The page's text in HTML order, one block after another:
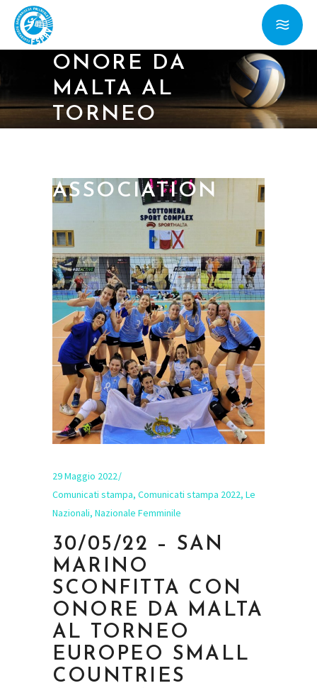
ONORE DA
MALTA AL
TORNEO
ASSOCIATION
29 Maggio 2022
Comunicati stampa, Comunicati stampa 2022, Le
Nazionali, Nazionale Femminile
30/05/22 – SAN
MARINO
SCONFITTA CON
ONORE DA MALTA
AL TORNEO
EUROPEO SMALL
COUNTRIES